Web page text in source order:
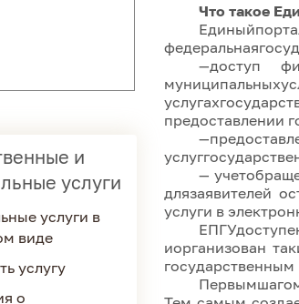
и
услуги
услуги в
виде
услугу
о
Что такое
—доступ
предоставлении
—
длязаявителей
услуги в
иорганизован